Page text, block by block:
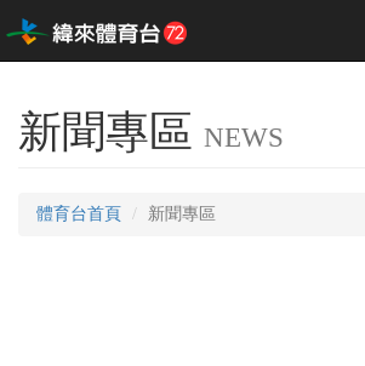
新聞專區 NEWS
體育台首頁 新聞專區